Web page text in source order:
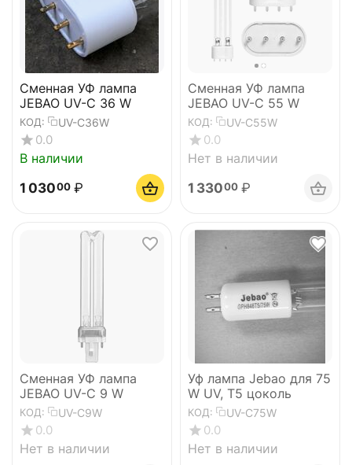
Сменная УФ лампа
JEBAO UV-C 36 W
КОД: UV-C36W
0.0
В наличии
1 03000 ₽
Сменная УФ лампа
JEBAO UV-C 55 W
КОД: UV-C55W
0.0
Нет в наличии
1 33000 ₽
Сменная УФ лампа
JEBAO UV-C 9 W
КОД: UV-C9W
0.0
Нет в наличии
Уф лампа Jebao для 75
W UV, Т5 цоколь
КОД: UV-C75W
0.0
Нет в наличии